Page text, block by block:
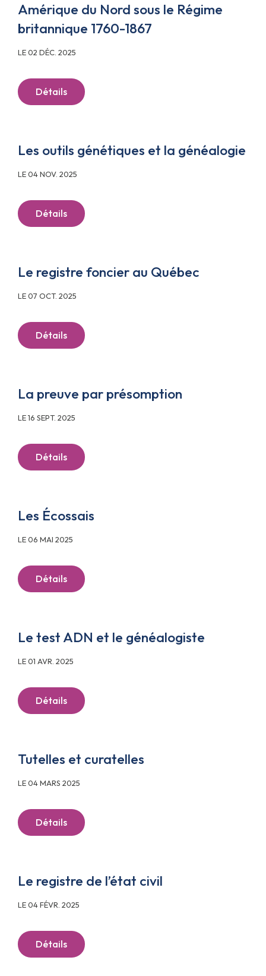
Amérique du Nord sous le Régime
britannique 1760-1867
LE 02 DÉC. 2025
Détails
Les outils génétiques et la généalogie
LE 04 NOV. 2025
Détails
Le registre foncier au Québec
LE 07 OCT. 2025
Détails
La preuve par présomption
LE 16 SEPT. 2025
Détails
Les Écossais
LE 06 MAI 2025
Détails
Le test ADN et le généalogiste
LE 01 AVR. 2025
Détails
Tutelles et curatelles
LE 04 MARS 2025
Détails
Le registre de l’état civil
LE 04 FÉVR. 2025
Détails